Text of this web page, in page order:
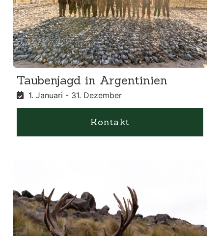
Taubenjagd in Argentinien
1. Januari - 31. Dezember
Kontakt